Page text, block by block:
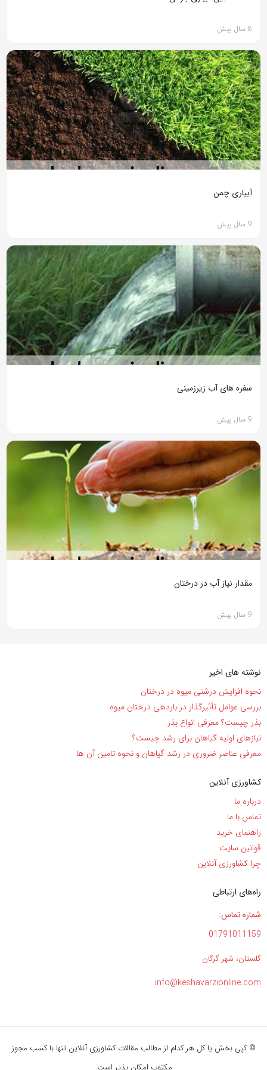
8 سال پیش
آبیاری چمن
9 سال پیش
سفره های آب زیرزمینی
9 سال پیش
مقدار نیاز آب در درختان
9 سال پیش
نوشته های اخیر
نحوه افزایش درشتی میوه در درختان
بررسی عوامل تأثیرگذار در باردهی درختان میوه
بذر چیست؟ معرفی انواع بذر
نیاز‌های اولیه گیاهان برای رشد چیست؟
معرفی عناصر ضروری در رشد گیاهان و نحوه تامین آن ها
کشاورزی آنلاین
درباره ما
تماس با ما
راهنمای خرید
قوانین سایت
چرا کشاورزی آنلاین
راه‌های ارتباطی
شماره تماس:
01791011159
گلستان، شهر گرگان
info@keshavarzionline.com
© کپی بخش یا کل هر کدام از مطالب مقالات کشاورزی آنلاین تنها با کسب مجوز
مکتوب امکان پذیر است.